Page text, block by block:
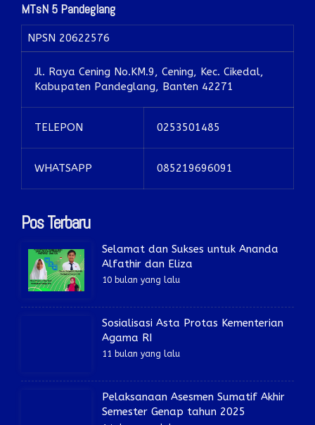
MTsN 5 Pandeglang
NPSN 20622576
Jl. Raya Cening No.KM.9, Cening, Kec. Cikedal,
Kabupaten Pandeglang, Banten 42271
TELEPON 0253501485
WHATSAPP 085219696091
Pos Terbaru
Selamat dan Sukses untuk Ananda
Alfathir dan Eliza
10 bulan yang lalu
Sosialisasi Asta Protas Kementerian
Agama RI
11 bulan yang lalu
Pelaksanaan Asesmen Sumatif Akhir
Semester Genap tahun 2025